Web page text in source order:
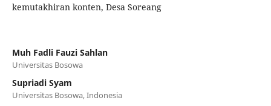
kemutakhiran konten, Desa Soreang
Muh Fadli Fauzi Sahlan
Universitas Bosowa
Supriadi Syam
Universitas Bosowa, Indonesia